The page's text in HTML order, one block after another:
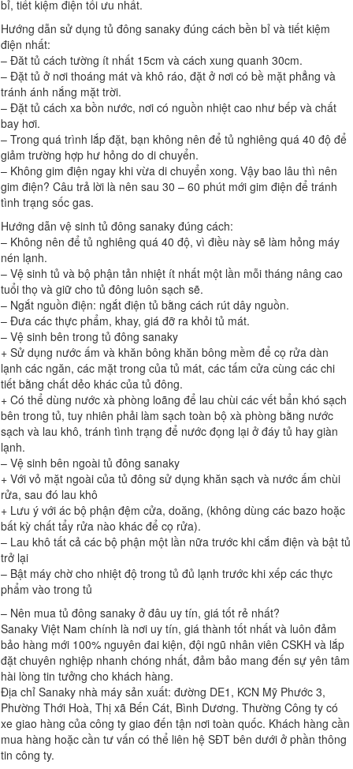
bỉ, tiết kiệm điện tối ưu nhất.
Hướng dẫn sử dụng tủ đông sanaky đúng cách bền bỉ và tiết kiệm
điện nhất:
– Đăt tủ cách tường ít nhất 15cm và cách xung quanh 30cm.
– Đặt tủ ở nơi thoáng mát và khô ráo, đặt ở nơi có bề mặt phẳng và
tránh ánh nắng mặt trời.
– Đặt tủ cách xa bồn nước, nơi có nguồn nhiệt cao như bếp và chất
bay hơi.
– Trong quá trình lắp đặt, bạn không nên để tủ nghiêng quá 40 độ để
giảm trường hợp hư hỏng do di chuyển.
– Không gim điện ngay khi vừa di chuyển xong. Vậy bao lâu thì nên
gim điện? Câu trả lời là nên sau 30 – 60 phút mới gim điện để tránh
tình trạng sốc gas.
Hướng dẫn vệ sinh tủ đông sanaky đúng cách:
– Không nên để tủ nghiêng quá 40 độ, vì điều này sẽ làm hỏng máy
nén lạnh.
– Vệ sinh tủ và bộ phận tản nhiệt ít nhất một lần mỗi tháng nâng cao
tuổi thọ và giữ cho tủ đông luôn sạch sẽ.
– Ngắt nguồn điện: ngắt điện tủ bằng cách rút dây nguồn.
– Đưa các thực phẩm, khay, giá đỡ ra khỏi tủ mát.
– Vệ sinh bên trong tủ đông sanaky
+ Sử dụng nước ấm và khăn bông khăn bông mềm để cọ rửa dàn
lạnh các ngăn, các mặt trong của tủ mát, các tấm cửa cùng các chi
tiết bằng chất dẻo khác của tủ đông.
+ Có thể dùng nước xà phòng loãng để lau chùi các vết bẩn khó sạch
bên trong tủ, tuy nhiên phải làm sạch toàn bộ xà phòng bằng nước
sạch và lau khô, tránh tình trạng để nước đọng lại ở đáy tủ hay giàn
lạnh.
– Vệ sinh bên ngoài tủ đông sanaky
+ Với vỏ mặt ngoài của tủ đông sử dụng khăn sạch và nước ấm chùi
rửa, sau đó lau khô
+ Lưu ý với ác bộ phận đệm cửa, doăng, (không dùng các bazo hoặc
bất kỳ chất tẩy rửa nào khác để cọ rửa).
– Lau khô tất cả các bộ phận một lần nữa trước khi cắm điện và bật tủ
trở lại
– Bật máy chờ cho nhiệt độ trong tủ đủ lạnh trước khi xếp các thực
phẩm vào trong tủ
– Nên mua tủ đông sanaky ở đâu uy tín, giá tốt rẻ nhất?
Sanaky Việt Nam chính là nơi uy tín, giá thành tốt nhất và luôn đảm
bảo hàng mới 100% nguyên đai kiện, đội ngũ nhân viên CSKH và lắp
đặt chuyên nghiệp nhanh chóng nhất, đảm bảo mang đến sự yên tâm
hài lòng tin tưởng cho khách hàng.
Địa chỉ Sanaky nhà máy sản xuất: đường DE1, KCN Mỹ Phước 3,
Phường Thới Hoà, Thị xã Bến Cát, Bình Dương. Thường Công ty có
xe giao hàng của công ty giao đến tận nơi toàn quốc. Khách hàng cần
mua hàng hoặc cần tư vấn có thể liên hệ SĐT bên dưới ở phần thông
tin công ty.